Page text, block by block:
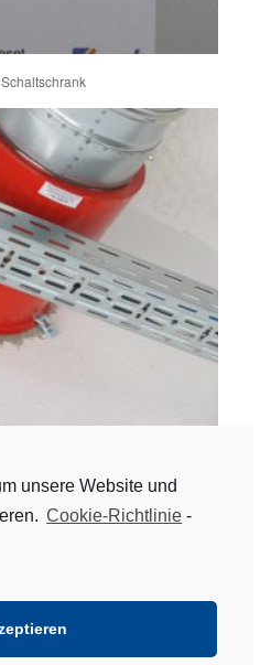
Nächster
unsere Website und
Cookie-Richtlinie -